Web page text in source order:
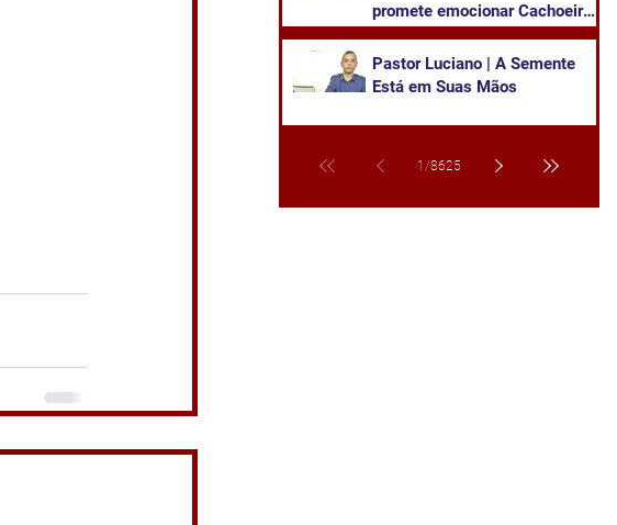
promete emocionar Cachoeira
Pastor Luciano | A Semente
Está em Suas Mãos
1 /8625